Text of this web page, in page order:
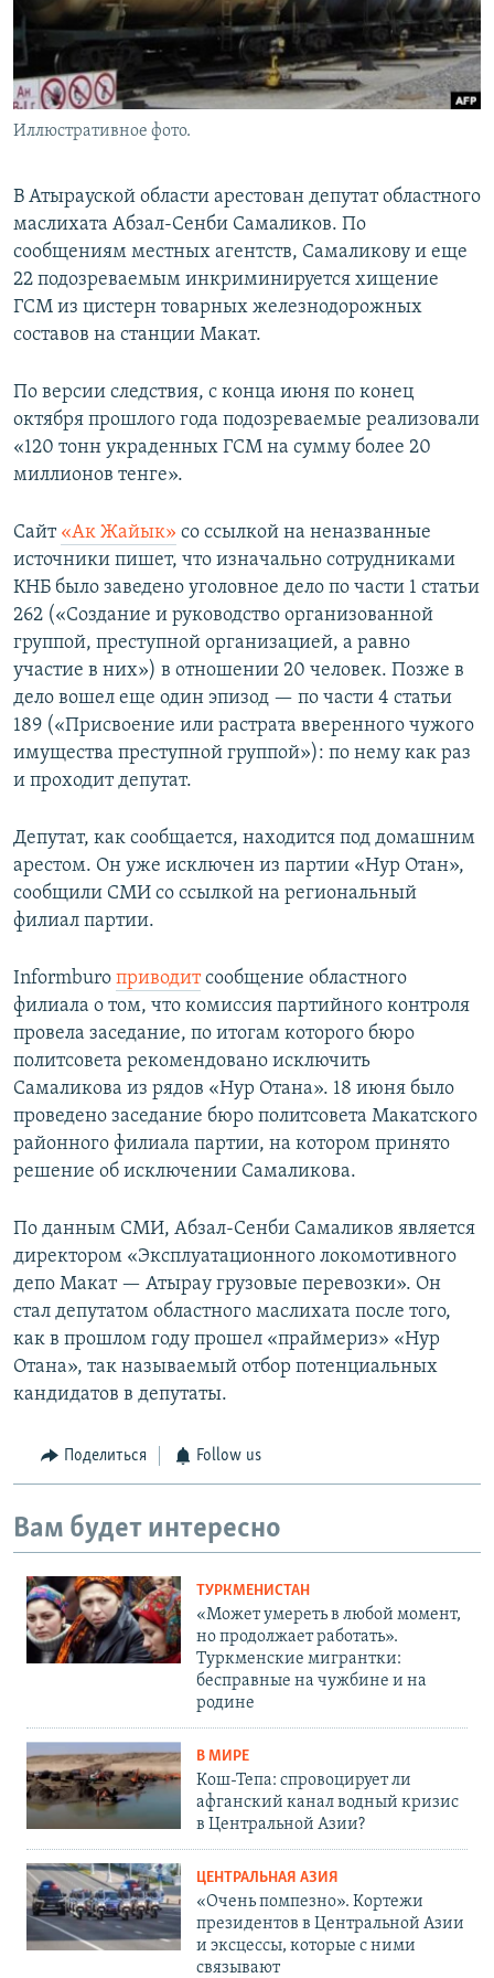
Иллюстративное фото.
В Атырауской области арестован депутат областного
маслихата Абзал-Сенби Самаликов. По
сообщениям местных агентств, Самаликову и еще
22 подозреваемым инкриминируется хищение
ГСМ из цистерн товарных железнодорожных
составов на станции Макат.
По версии следствия, с конца июня по конец
октября прошлого года подозреваемые реализовали
«120 тонн украденных ГСМ на сумму более 20
миллионов тенге».
Сайт «Ак Жайык» со ссылкой на неназванные
источники пишет, что изначально сотрудниками
КНБ было заведено уголовное дело по части 1 статьи
262 («Создание и руководство организованной
группой, преступной организацией, а равно
участие в них») в отношении 20 человек. Позже в
дело вошел еще один эпизод — по части 4 статьи
189 («Присвоение или растрата вверенного чужого
имущества преступной группой»): по нему как раз
и проходит депутат.
Депутат, как сообщается, находится под домашним
арестом. Он уже исключен из партии «Нур Отан»,
сообщили СМИ со ссылкой на региональный
филиал партии.
Informburo приводитсообщение областного
филиала о том, что комиссия партийного контроля
провела заседание, по итогам которого бюро
политсовета рекомендовано исключить
Самаликова из рядов «Нур Отана». 18 июня было
проведено заседание бюро политсовета Макатского
районного филиала партии, на котором принято
решение об исключении Самаликова.
По данным СМИ, Абзал-Сенби Самаликов является
директором «Эксплуатационного локомотивного
депо Макат — Атырау грузовые перевозки». Он
стал депутатом областного маслихата после того,
как в прошлом году прошел «праймериз» «Нур
Отана», так называемый отбор потенциальных
кандидатов в депутаты.
Поделиться Follow us
Вам будет интересно
ТУРКМЕНИСТАН
«Может умереть в любой момент,
но продолжает работать».
Туркменские мигрантки:
бесправные на чужбине и на
родине
В МИРЕ
Кош-Тепа: спровоцирует ли
афганский канал водный кризис
в Центральной Азии?
ЦЕНТРАЛЬНАЯ АЗИЯ
«Очень помпезно». Кортежи
президентов в Центральной Азии
и эксцессы, которые с ними
связывают